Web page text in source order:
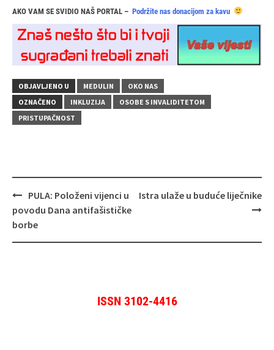
AKO VAM SE SVIDIO NAŠ PORTAL – Podržite nas donacijom za kavu
OBJAVLJENO U MEDULIN
OKO NAS
OZNAČENO
INKLUZIJA
OSOBE S INVALIDITETOM
PRISTUPAČNOST
Navigacija
objava
PULA: Položeni vijenci u
povodu Dana antifašističke
borbe
Istra ulaže u buduće liječnike
ISSN 3102-4416